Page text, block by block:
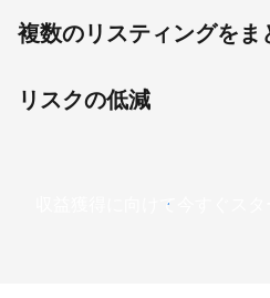
複数のリスティングをま
リスクの低減
収益獲得に向けて今すぐスタ